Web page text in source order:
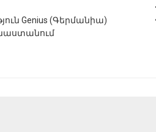
Genius (Գերմանիա)